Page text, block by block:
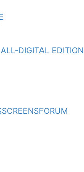
DIGITAL EDITION
SCREENSFORUM